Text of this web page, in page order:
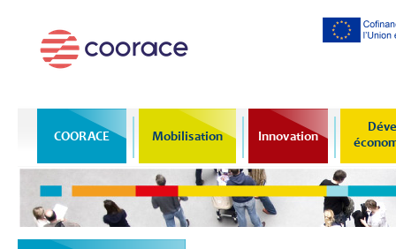
COORACE Mobilisation Innovation